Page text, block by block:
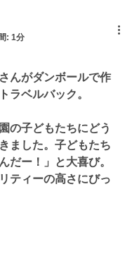
: 1分
んがダンボールで作
ラベルバック。
の子どもたちにどう
ました。子どもたち
だー！」と大喜び。
ティーの高さにびっ